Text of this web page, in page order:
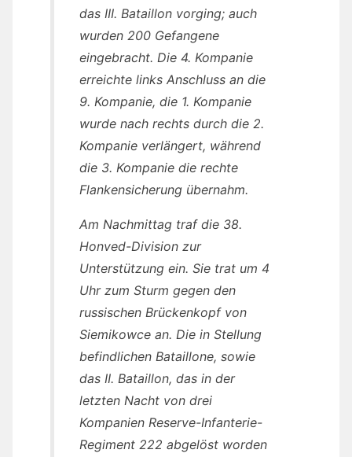
das III. Bataillon vorging; auch
wurden 200 Gefangene
eingebracht. Die 4. Kompanie
erreichte links Anschluss an die
9. Kompanie, die 1. Kompanie
wurde nach rechts durch die 2.
Kompanie verlängert, während
die 3. Kompanie die rechte
Flankensicherung übernahm.
Am Nachmittag traf die 38.
Honved-Division zur
Unterstützung ein. Sie trat um 4
Uhr zum Sturm gegen den
russischen Brückenkopf von
Siemikowce an. Die in Stellung
befindlichen Bataillone, sowie
das II. Bataillon, das in der
letzten Nacht von drei
Kompanien Reserve-Infanterie-
Regiment 222 abgelöst worden